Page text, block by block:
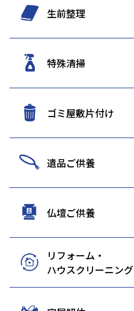
生前整理
特殊清掃
ゴミ屋敷片付け
遺品ご供養
仏壇ご供養
リフォーム・
ハウスクリーニング